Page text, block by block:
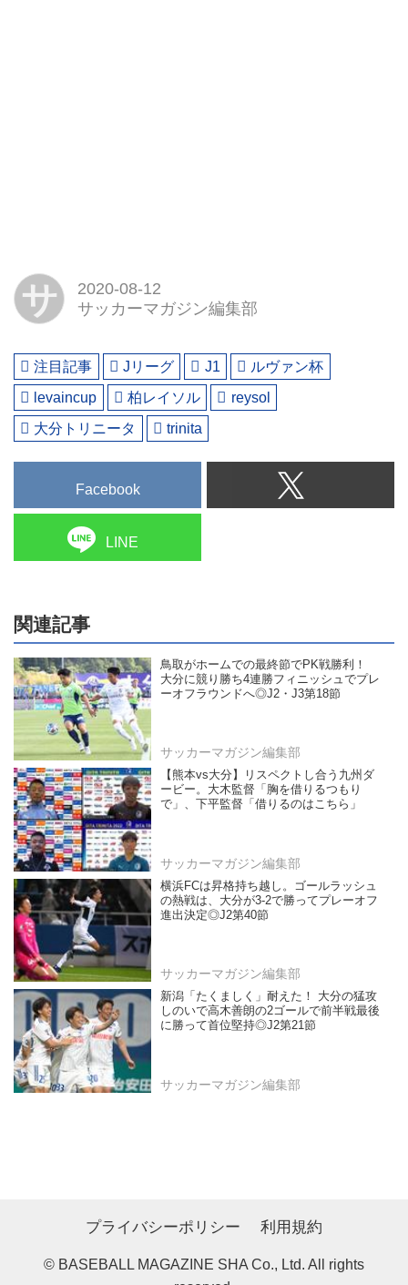
サ
2020-08-12
サッカーマガジン編集部
注目記事 Jリーグ J1
ルヴァン杯
levaincup
柏レイソル
reysol
大分トリニータ
trinita
Facebook
LINE
関連記事
鳥取がホームでの最終節でPK戦勝利！
大分に競り勝ち4連勝フィニッシュでプレ
ーオフラウンドへ◎J2・J3第18節
サッカーマガジン編集部
【熊本vs大分】リスペクトし合う九州ダ
ービー。大木監督「胸を借りるつもり
で」、下平監督「借りるのはこちら」
サッカーマガジン編集部
横浜FCは昇格持ち越し。ゴールラッシュ
の熱戦は、大分が3-2で勝ってプレーオフ
進出決定◎J2第40節
サッカーマガジン編集部
新潟「たくましく」耐えた！ 大分の猛攻
しのいで高木善朗の2ゴールで前半戦最後
に勝って首位堅持◎J2第21節
サッカーマガジン編集部
プライバシーポリシー 利用規約
© BASEBALL MAGAZINE SHA Co., Ltd. All rights